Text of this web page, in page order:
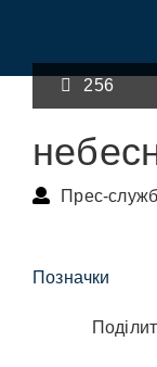
256
Прес-
Позначки